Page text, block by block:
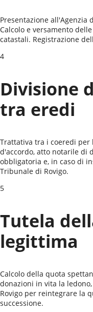
Presentazione all'Agenzia
Calcolo e versamento
catastali. Registrazione
4
Divisione
tra eredi
Trattativa tra i coeredi per
d'accordo, atto notarile di
obbligatoria e, in caso di
Tribunale di Rovigo.
5
Tutela
legittima
Calcolo della quota
donazioni in vita la
Rovigo per reintegrare la
successione.